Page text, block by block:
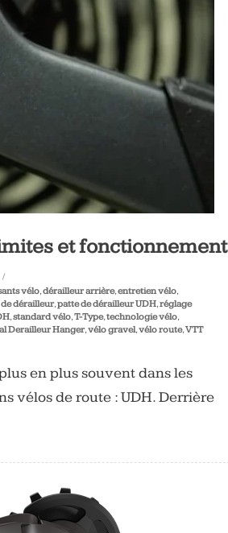
et fonctionnement
vélo,dérailleur arrière,entretien vélo,
dérailleur,patte de dérailleur UDH,réglage
,standard vélo,T-Type,technologie vélo,
Derailleur Hanger,vélo gravel,vélo route,VTT
en plus souvent dans les
vélos de route : UDH. Derrière